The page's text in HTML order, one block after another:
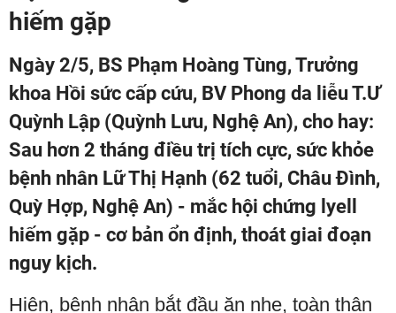
hiếm gặp
Ngày 2/5, BS Phạm Hoàng Tùng, Trưởng
khoa Hồi sức cấp cứu, BV Phong da liễu T.Ư
Quỳnh Lập (Quỳnh Lưu, Nghệ An), cho hay:
Sau hơn 2 tháng điều trị tích cực, sức khỏe
bệnh nhân Lữ Thị Hạnh (62 tuổi, Châu Đình,
Quỳ Hợp, Nghệ An) - mắc hội chứng lyell
hiếm gặp - cơ bản ổn định, thoát giai đoạn
nguy kịch.
Hiện, bệnh nhân bắt đầu ăn nhẹ, toàn thân